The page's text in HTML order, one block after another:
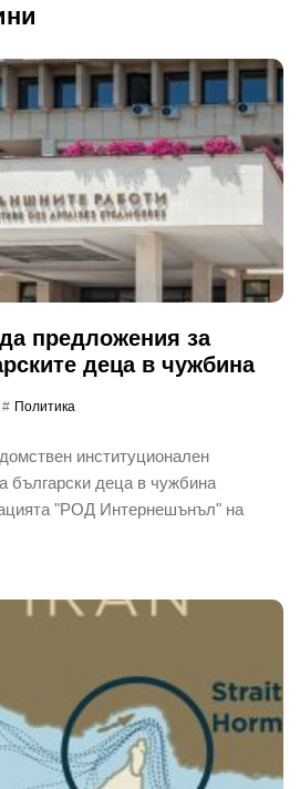
предложения за
деца в чужбина
Политика
институционален
български деца в чужбина
"РОД Интернешънъл" на